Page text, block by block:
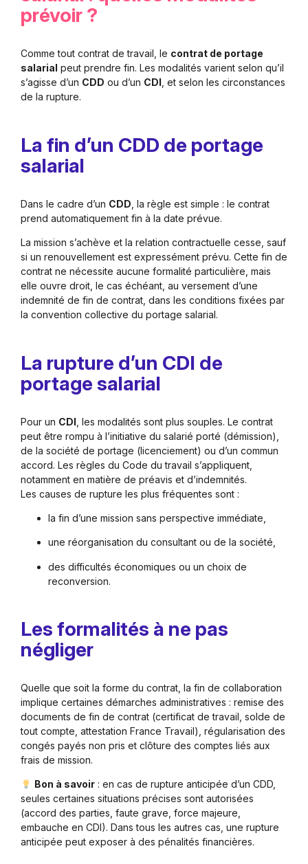
prévoir ?
Comme tout contrat de travail, le contrat de portage
salarial peut prendre fin. Les modalités varient selon qu’il
s’agisse d’un CDD ou d’un CDI , et selon les circonstances
de la rupture.
La fin d’un CDD de portage
salarial
Dans le cadre d’un CDD , la règle est simple : le contrat
prend automatiquement fin à la date prévue.
La mission s’achève et la relation contractuelle cesse, sauf
si un renouvellement est expressément prévu. Cette fin de
contrat ne nécessite aucune formalité particulière, mais
elle ouvre droit, le cas échéant, au versement d’une
indemnité de fin de contrat, dans les conditions fixées par
la convention collective du portage salarial.
La rupture d’un CDI de
portage salarial
Pour un CDI , les modalités sont plus souples. Le contrat
peut être rompu à l’initiative du salarié porté (démission),
de la société de portage (licenciement) ou d’un commun
accord. Les règles du Code du travail s’appliquent,
notamment en matière de préavis et d’indemnités.
Les causes de rupture les plus fréquentes sont :
la fin d’une mission sans perspective immédiate,
une réorganisation du consultant ou de la société,
des difficultés économiques ou un choix de
reconversion.
Les formalités à ne pas
négliger
Quelle que soit la forme du contrat, la fin de collaboration
implique certaines démarches administratives : remise des
documents de fin de contrat (certificat de travail, solde de
tout compte, attestation France Travail), régularisation des
congés payés non pris et clôture des comptes liés aux
frais de mission.
Bon à savoir: en cas de rupture anticipée d’un CDD,
seules certaines situations précises sont autorisées
(accord des parties, faute grave, force majeure,
embauche en CDI). Dans tous les autres cas, une rupture
anticipée peut exposer à des pénalités financières.